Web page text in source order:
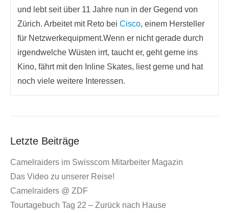
und lebt seit über 11 Jahre nun in der Gegend von
Zürich. Arbeitet mit Reto beiCisco, einem Hersteller
für Netzwerkequipment.Wenn er nicht gerade durch
irgendwelche Wüsten irrt, taucht er, geht gerne ins
Kino, fährt mit den Inline Skates, liest gerne und hat
noch viele weitere Interessen.
Letzte Beiträge
Camelraiders im Swisscom Mitarbeiter Magazin
Das Video zu unserer Reise!
Camelraiders @ ZDF
Tourtagebuch Tag 22 – Zurück nach Hause